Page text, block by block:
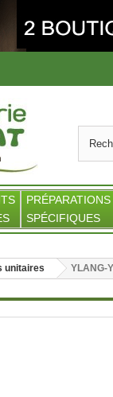
PRÉPARATIONS
SPÉCIFIQUES
unitaires YLANG-